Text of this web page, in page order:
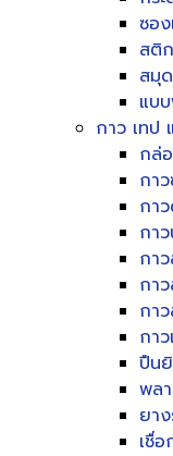
ซอ
สติ
สมุ
แบ
กาว เทป
กล่
กา
กา
กา
กา
กา
กา
กา
ปืน
พล
ยา
เชื่อ